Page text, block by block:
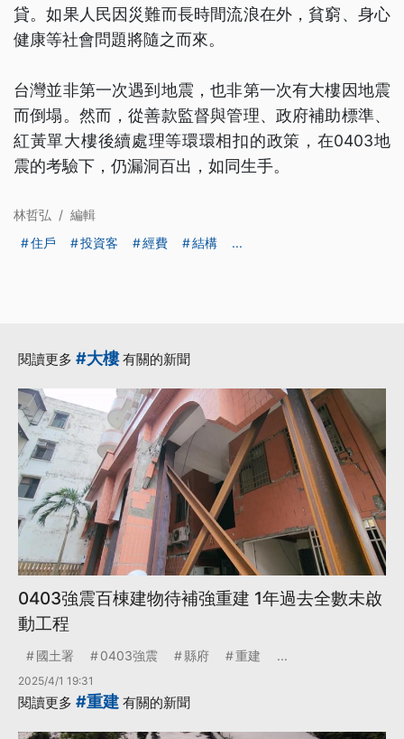
貸。如果人民因災難而長時間流浪在外，貧窮、身心
健康等社會問題將隨之而來。
台灣並非第一次遇到地震，也非第一次有大樓因地震
而倒塌。然而，從善款監督與管理、政府補助標準、
紅黃單大樓後續處理等環環相扣的政策，在0403地
震的考驗下，仍漏洞百出，如同生手。
林哲弘 / 編輯
住戶
投資客 經費 結構 ...
閱讀更多 #大樓有關的新聞
0403強震百棟建物待補強重建 1年過去全數未啟
動工程
國土署 0403強震 縣府 重建 ...
2025/4/1 19:31
閱讀更多 #重建 有關的新聞